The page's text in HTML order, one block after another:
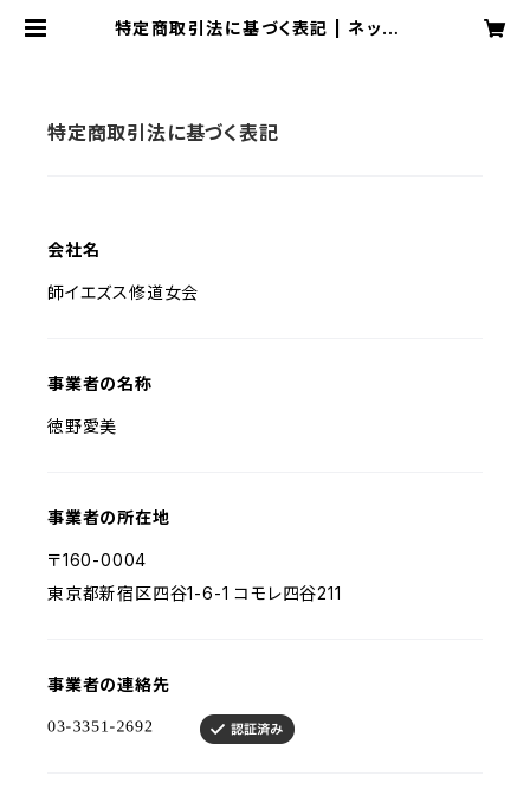
特定商取引法に基づく表記 | ネットシ
特定商取引法に基づく表記
会社名
師イエズス修道女会
事業者の名称
徳野愛美
事業者の所在地
〒160-0004
東京都新宿区四谷1-6-1 コモレ四谷211
事業者の連絡先